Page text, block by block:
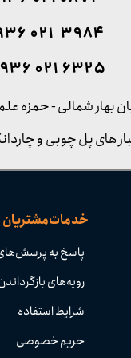
خدمات مشتریان
پاسخ به
رویه‌های
شرایط استفاده
حریم خصوصی
۶۳۲۵ ۰۲۱ ۰۹۳۶
بهار شمالی - حمزه
۳۹۸۴ ۰۲۱ ۰۹۳۶
های پل چوبی و